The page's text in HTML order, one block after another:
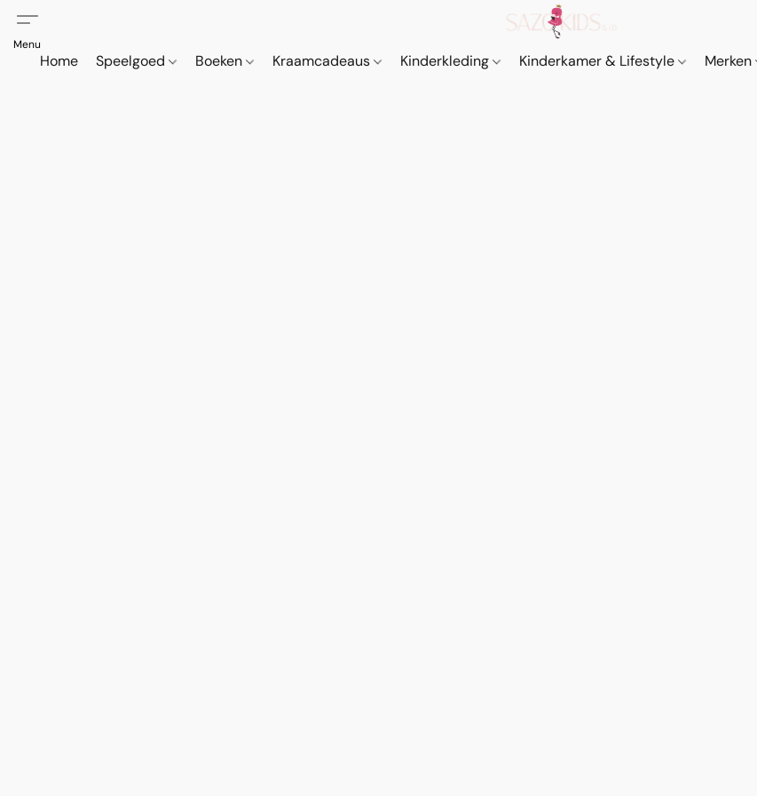
Home Speelgoed Boeken Kraamcadeaus Kinderkleding Kinderkamer & Lifestyle Merken